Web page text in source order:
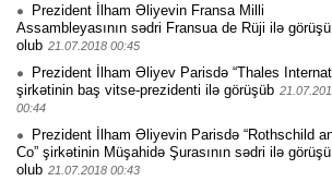
Prezident İlham Əliyevin Fransa Milli
Assambleyasının sədri Fransua de Rüji ilə görüşü
olub 21.07.2018 00:45
Prezident İlham Əliyev Parisdə “Thales
şirkətinin baş vitse-prezidenti ilə görüşüb
00:44
Prezident İlham Əliyevin Parisdə “Rothschild
Co” şirkətinin Müşahidə Şurasının sədri ilə görüşü
olub 21.07.2018 00:43